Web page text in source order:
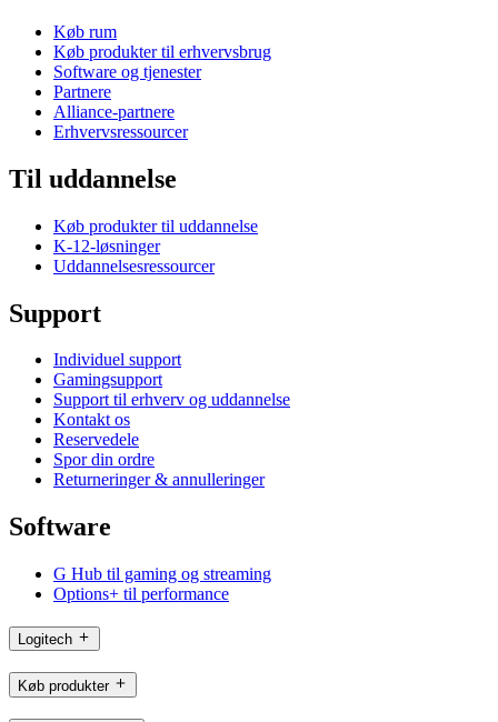
Køb rum
Køb produkter til erhvervsbrug
Software og tjenester
Partnere
Alliance-partnere
Erhvervsressourcer
Til uddannelse
Køb produkter til uddannelse
K-12-løsninger
Uddannelsesressourcer
Support
Individuel support
Gamingsupport
Support til erhverv og uddannelse
Kontakt os
Reservedele
Spor din ordre
Returneringer & annulleringer
Software
G Hub til gaming og streaming
Options+ til performance
Logitech
Køb produkter